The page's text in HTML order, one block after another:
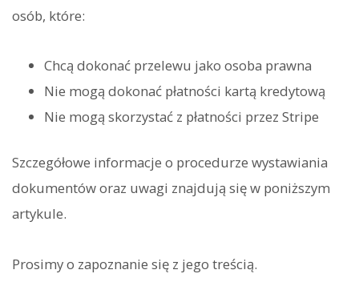
osób, które:
Chcą dokonać przelewu jako osoba prawna
Nie mogą dokonać płatności kartą kredytową
Nie mogą skorzystać z płatności przez Stripe
Szczegółowe informacje o procedurze wystawiania
dokumentów oraz uwagi znajdują się w poniższym
artykule.
Prosimy o zapoznanie się z jego treścią.